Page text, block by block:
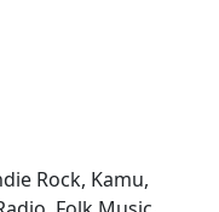
Rock, Kamu,